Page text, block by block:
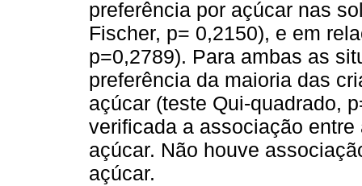
preferência por açúcar nas
Fischer, p= 0,2150), e em
p=0,2789). Para ambas as
preferência da maioria das
açúcar (teste Qui-quadrado,
verificada a associação
açúcar. Não houve
açúcar.